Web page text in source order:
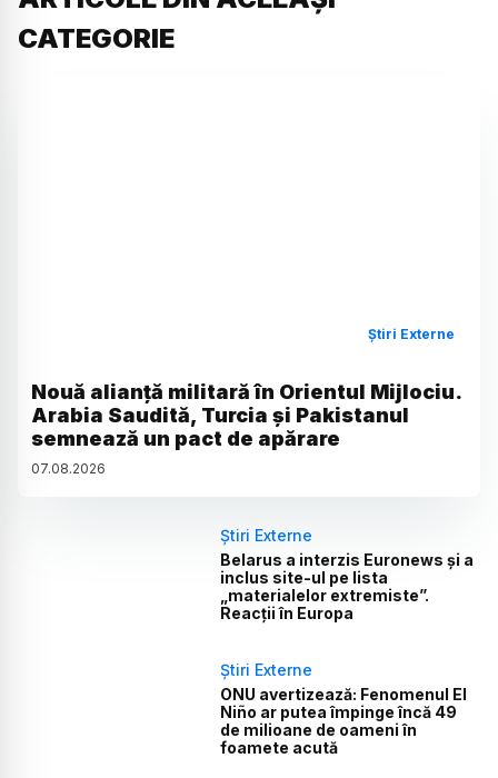
CATEGORIE
Știri Externe
Nouă alianță militară în Orientul Mijlociu.
Arabia Saudită, Turcia și Pakistanul
semnează un pact de apărare
07.08.2026
Știri Externe
Belarus a interzis Euronews și a
inclus site-ul pe lista
„materialelor extremiste”.
Reacții în Europa
Știri Externe
ONU avertizează: Fenomenul El
Niño ar putea împinge încă 49
de milioane de oameni în
foamete acută